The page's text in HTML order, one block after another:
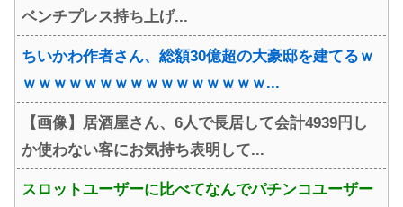
ベンチプレス持ち上げ...
ちいかわ作者さん、総額30億超の大豪邸を建てるｗ
ｗｗｗｗｗｗｗｗｗｗｗｗｗｗｗｗ...
【画像】居酒屋さん、6人で長居して会計4939円し
か使わない客にお気持ち表明して...
スロットユーザーに比べてなんでパチンコユーザー